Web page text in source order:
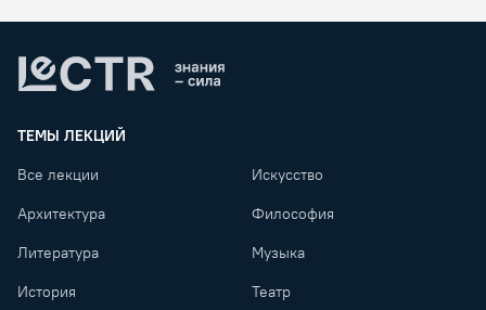
ТЕМЫ ЛЕКЦИЙ
Все лекции Искусство
Архитектура Философия
Литература Музыка
История Театр